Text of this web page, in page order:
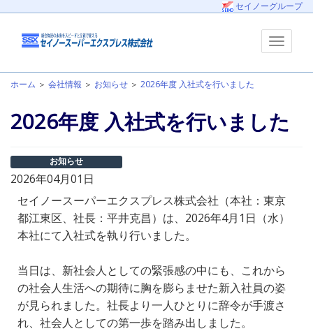
セイノーグループ
ホーム ＞ 会社情報 ＞ お知らせ ＞ 2026年度 入社式を行いました
2026年度 入社式を行いました
お知らせ
2026年04月01日
セイノースーパーエクスプレス株式会社（本社：東京
都江東区、社長：平井克昌）は、2026年4月1日（水）
本社にて入社式を執り行いました。
当日は、新社会人としての緊張感の中にも、これから
の社会人生活への期待に胸を膨らませた新入社員の姿
が見られました。社長より一人ひとりに辞令が手渡さ
れ、社会人としての第一歩を踏み出しました。